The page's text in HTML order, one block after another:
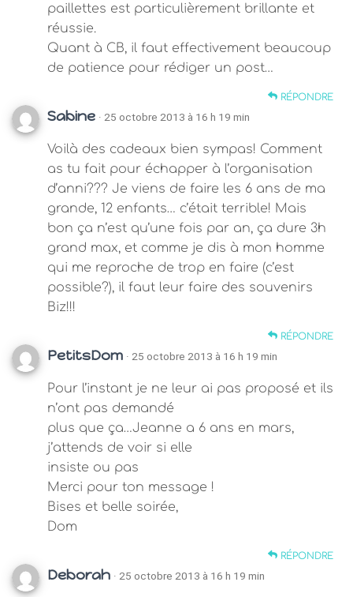
paillettes est particulièrement brillante et
réussie.
Quant à CB, il faut effectivement beaucoup
de patience pour rédiger un post…
RÉPONDRE
Sabine · 25 octobre 2013 à 16 h 19 min
Voilà des cadeaux bien sympas! Comment
as tu fait pour échapper à l’organisation
d’anni??? Je viens de faire les 6 ans de ma
grande, 12 enfants… c’était terrible! Mais
bon ça n’est qu’une fois par an, ça dure 3h
grand max, et comme je dis à mon homme
qui me reproche de trop en faire (c’est
possible?), il faut leur faire des souvenirs
Biz!!!
RÉPONDRE
PetitsDom · 25 octobre 2013 à 16 h 19 min
Pour l’instant je ne leur ai pas proposé et ils
n’ont pas demandé
plus que ça…Jeanne a 6 ans en mars,
j’attends de voir si elle
insiste ou pas
Merci pour ton message !
Bises et belle soirée,
Dom
RÉPONDRE
Deborah · 25 octobre 2013 à 16 h 19 min